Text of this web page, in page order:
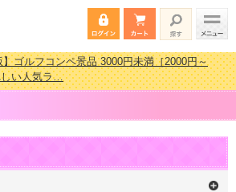
】ゴルフコンペ景品 3000円未満［2000円～
しい人気ラ…
】ビンゴゲーム景品おすすめ金額別人気ランキ
】ゴルフコンペ景品 3000円未満［2000円～
しい人気ラ…